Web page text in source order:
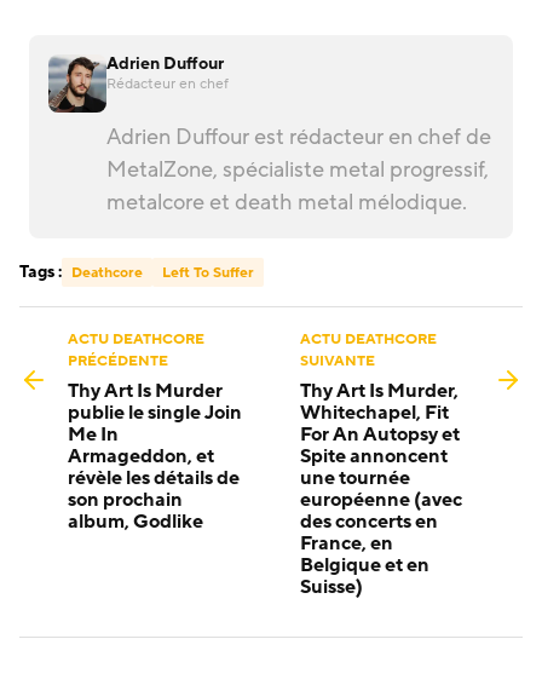
Adrien Duffour
Rédacteur en chef
Adrien Duffour est rédacteur en chef de
MetalZone, spécialiste metal progressif,
metalcore et death metal mélodique.
Tags : Deathcore Left To Suffer
ACTU DEATHCORE
PRÉCÉDENTE
Thy Art Is Murder
publie le single Join
Me In
Armageddon, et
révèle les détails de
son prochain
album, Godlike
ACTU DEATHCORE
SUIVANTE
Thy Art Is Murder,
Whitechapel, Fit
For An Autopsy et
Spite annoncent
une tournée
européenne (avec
des concerts en
France, en
Belgique et en
Suisse)